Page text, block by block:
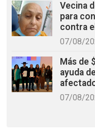
Vecina
para
contra
07/08/
Más de
ayuda
07/08/